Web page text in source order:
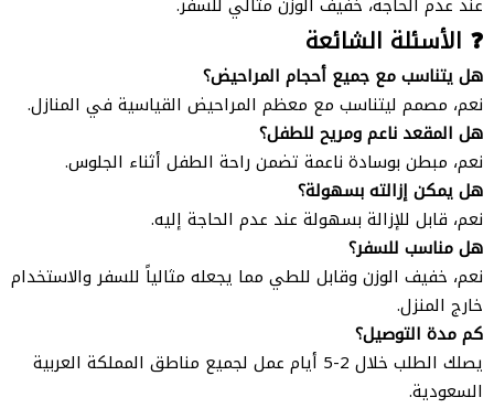
❓ الأسئلة الشائعة
هل يتناسب مع جميع أحجام المراحيض؟
نعم، مصمم ليتناسب مع معظم المراحيض القياسية في المنازل.
هل المقعد ناعم ومريح للطفل؟
نعم، مبطن بوسادة ناعمة تضمن راحة الطفل أثناء الجلوس.
هل يمكن إزالته بسهولة؟
نعم، قابل للإزالة بسهولة عند عدم الحاجة إليه.
هل مناسب للسفر؟
نعم، خفيف الوزن وقابل للطي مما يجعله مثالياً للسفر والاستخدام
خارج المنزل.
كم مدة التوصيل؟
يصلك الطلب خلال 2-5 أيام عمل لجميع مناطق المملكة العربية
السعودية.